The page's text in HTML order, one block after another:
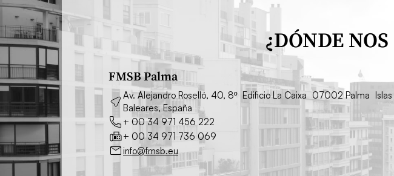
¿DÓNDE
FMSB Palma
Av. Alejandro Roselló, 40, 8º Edificio La Caixa 07002 Palma Islas
Baleares, España
+ 00 34 971 456 222
+ 00 34 971 736 069
info@fmsb.eu